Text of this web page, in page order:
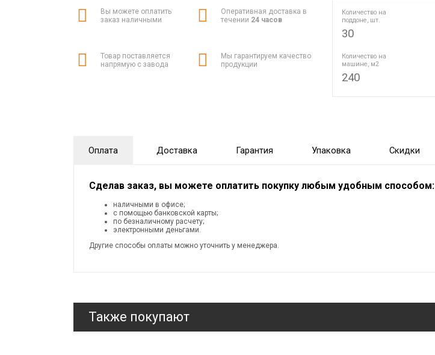
Вы можете оплатить
заказ наличными
Оперативная доставка в
течении 24 часов
Товар поставляется
напрямую с завода
Мы гарантируем качество
продукции
Количество на
поддоне, шт.
30
Количество на
машине, м2
240
Оплата Доставка Гарантия Упаковка Скидки
Сделав заказ, вы можете оплатить покупку любым удобным способом:
наличными в офисе;
с помощью банковской карты;
по безналичному расчету;
электронными деньгами.
Другие способы оплаты можно уточнить у менеджера.
Также покупают